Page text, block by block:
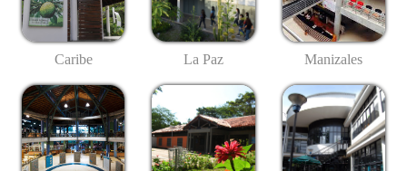
Caribe La Paz Manizales